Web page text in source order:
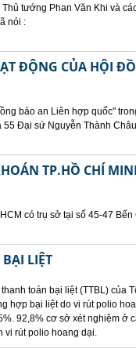
tướng Phan Văn Khi và
nói :
ĐỘNG CỦA HỘI
bảo an Liên hợp quốc"
Đại sứ Nguyễn Thành
TP.HỒ CHÍ
có trụ sở tại số 45-47
LIỆT
toán bại liệt (TTBL) của
hợp bại liệt do vi rút polio
92,8% cơ sở xét nghiệm ở
vi rút polio hoang dại.